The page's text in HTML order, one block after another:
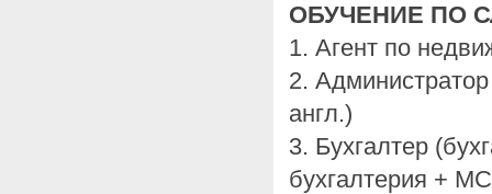
ОБУЧЕНИЕ ПО
1. Агент по
2.
англ.)
3. Бухгалтер
бухгалтерия +